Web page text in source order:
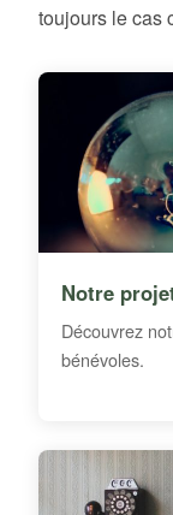
toujours le cas
Notre
Découvrez
bénévoles.